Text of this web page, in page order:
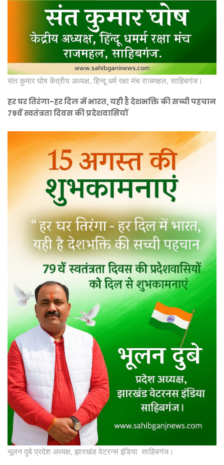
संत कुमार घोष केंद्रीय अध्यक्ष, हिन्दू धर्म रक्षा मंच राजमहल, साहिबगंज।
हर घर तिरंगा-हर दिल में भारत, यही है देशभक्ति की सच्ची पहचान
79वें स्वतंत्रता दिवस की प्रदेशवासियों
भूलन दुबे प्रदेश अध्यक्ष, झारखंड वेटरन्स इंडिया साहिबगंज।